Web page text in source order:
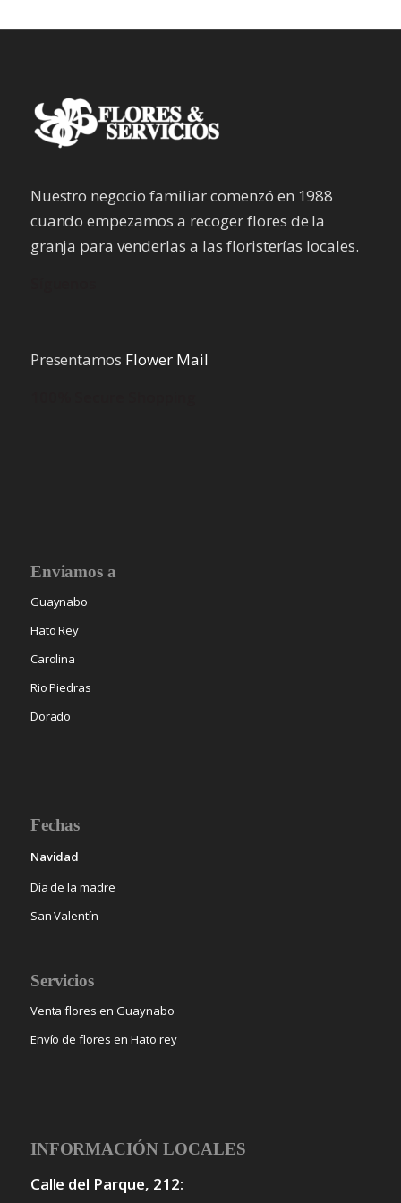
Nuestro negocio familiar comenzó en 1988
cuando empezamos a recoger flores de la
granja para venderlas a las floristerías locales.
Presentamos Flower Mail
Enviamos a
Guaynabo
Hato Rey
Carolina
Rio Piedras
Dorado
Fechas
Navidad
Día de la madre
San Valentín
Servicios
Venta flores en Guaynabo
Envío de flores en Hato rey
INFORMACIÓN LOCALES
Calle del Parque, 212: